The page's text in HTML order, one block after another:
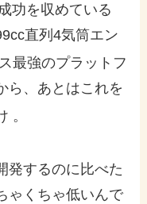
功を収めている
直列4気筒エン
最強のプラットフ
ら、あとはこれを
。
発するのに比べた
ゃくちゃ低いんで